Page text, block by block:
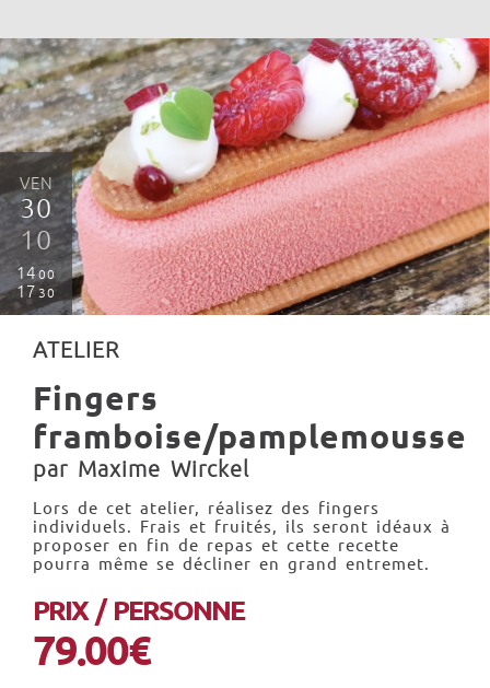
VEN
30
10
14 00
1730
ATELIER
Fingers
framboise/pamplemousse
par Maxime Wirckel
Lors de cet atelier, réalisez des fingers
individuels. Frais et fruités, ils seront idéaux à
proposer en fin de repas et cette recette
pourra même se décliner en grand entremet.
PRIX / PERSONNE
79.00€